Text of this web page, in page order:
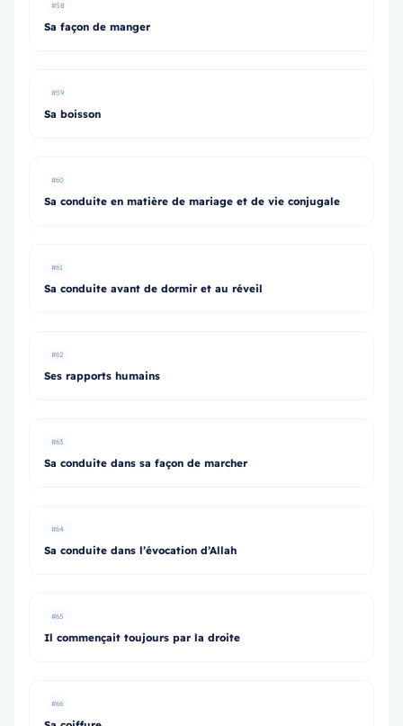
#58
Sa façon de manger
#59
Sa boisson
#60
Sa conduite en matière de mariage et de vie conjugale
#61
Sa conduite avant de dormir et au réveil
#62
Ses rapports humains
#63
Sa conduite dans sa façon de marcher
#64
Sa conduite dans l’évocation d’Allah
#65
Il commençait toujours par la droite
#66